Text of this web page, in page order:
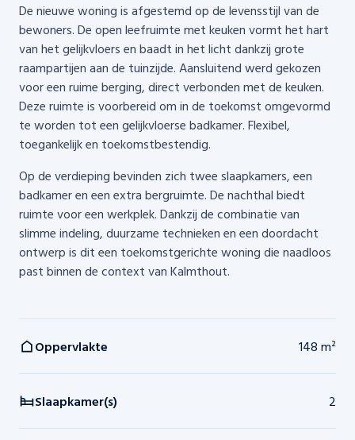
De nieuwe woning is afgestemd op de levensstijl van de
bewoners. De open leefruimte met keuken vormt het hart
van het gelijkvloers en baadt in het licht dankzij grote
raampartijen aan de tuinzijde. Aansluitend werd gekozen
voor een ruime berging, direct verbonden met de keuken.
Deze ruimte is voorbereid om in de toekomst omgevormd
te worden tot een gelijkvloerse badkamer. Flexibel,
toegankelijk en toekomstbestendig.
Op de verdieping bevinden zich twee slaapkamers, een
badkamer en een extra bergruimte. De nachthal biedt
ruimte voor een werkplek. Dankzij de combinatie van
slimme indeling, duurzame technieken en een doordacht
ontwerp is dit een toekomstgerichte woning die naadloos
past binnen de context van Kalmthout.
Oppervlakte 148 m²
Slaapkamer(s) 2